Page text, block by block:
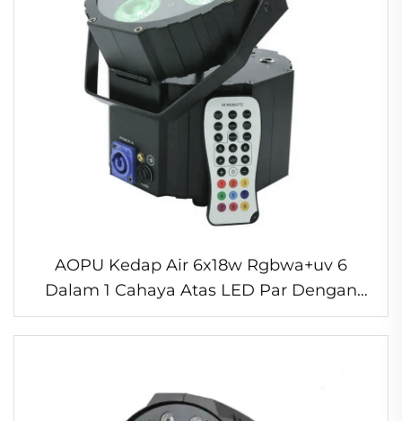
AOPU Kedap Air 6x18w Rgbwa+uv 6
Dalam 1 Cahaya Atas LED Par Dengan
Kawalan Jauh Dmx Tanpa Wayar
Berkuasa Bateri